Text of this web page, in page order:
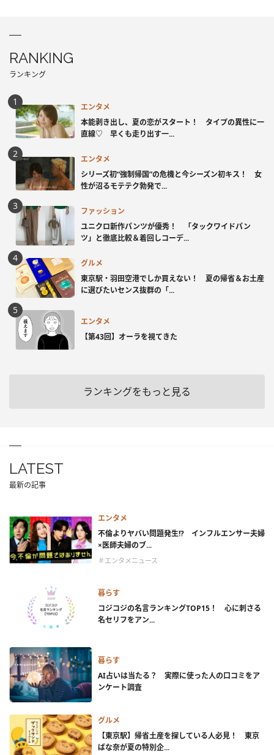
RANKING
ランキング
エンタメ
本能剥き出し、夏の恋がスタート！ タイプの異性に一
直線♡ 早くも走り出す一...
エンタメ
シリーズ初“強制帰国”の危機と今シーズン初キス！ 女
性が沼るモテテク勃発で...
ファッション
ユニクロ新作パンツが優秀！ 「タックワイドパン
ツ」と徹底比較＆着回しコーデ...
グルメ
東京駅・羽田空港でしか買えない！ 夏の帰省＆お土産
に選びたいセンス抜群の「...
エンタメ
【第43回】オーラを視てきた
ランキングをもっと見る
LATEST
最新の記事
エンタメ
不倫よりヤバい問題発生!? インフルエンサー夫婦
×医師夫婦のブ...
＃エンタメニュース
暮らす
コジコジの名言ランキングTOP15！ 心に刺さる
名セリフをアン...
暮らす
AI占いは当たる？ 実際に使った人の口コミをア
ンケート調査
グルメ
【東京駅】帰省土産を探している人必見！ 東京
ばな奈が夏の特別企...